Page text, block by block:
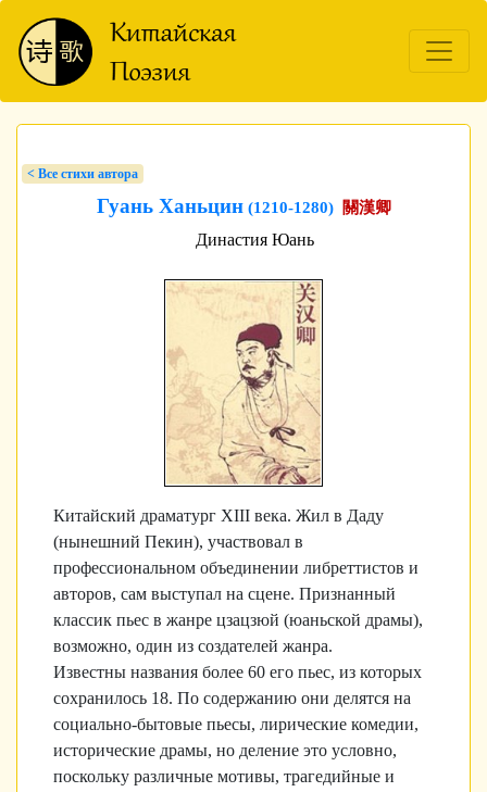
< Bсе стихи автора
Гуань Ханьцин (1210-1280) 關漢卿
Династия Юань
Китайский драматург XIII века. Жил в Даду
(нынешний Пекин), участвовал в
профессиональном объединении либреттистов и
авторов, сам выступал на сцене. Признанный
классик пьес в жанре цзацзюй (юаньской драмы),
возможно, один из создателей жанра.
Известны названия более 60 его пьес, из которых
сохранилось 18. По содержанию они делятся на
социально-бытовые пьесы, лирические комедии,
исторические драмы, но деление это условно,
поскольку различные мотивы, трагедийные и